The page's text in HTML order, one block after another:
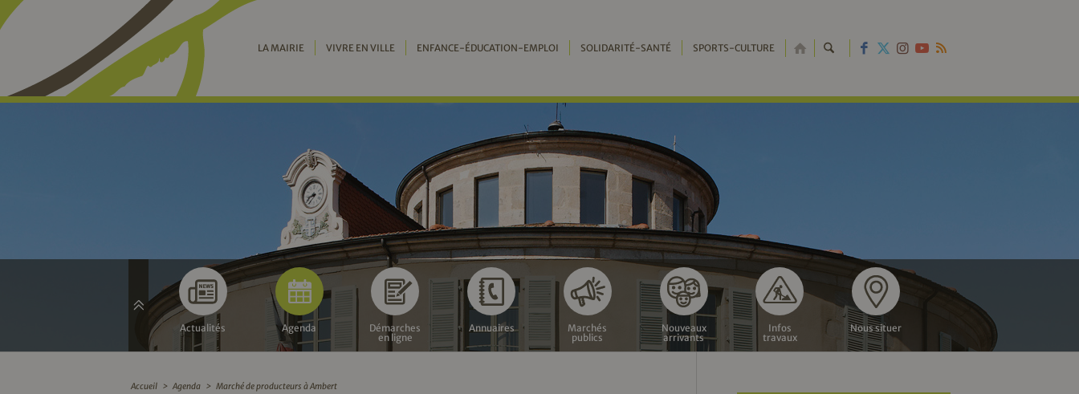
LA MAIRIE VIVRE EN VILLE ENFANCE-ÉDUCATION-EMPLOI SOLIDARITÉ-SANTÉ SPORTS-CULTURE RETOUR
Actualités Agenda
Démarches
en ligne
Annuaires
Marchés
publics
Nouveaux
arrivants
Infos
travaux
Nous situer
Accueil > Agenda > Marché de producteurs à Ambert